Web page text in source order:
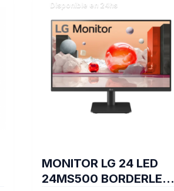
Disponible en 24hs
MONITOR LG 24 LED
24MS500 BORDERLESS